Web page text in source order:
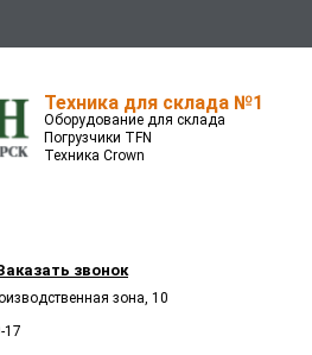
Техника для склада №1
Оборудование для склада
Погрузчики TFN
Техника Crown
звонок
зона, 10
17